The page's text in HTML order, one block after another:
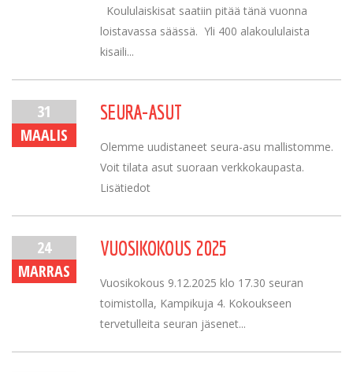
Koululaiskisat saatiin pitää tänä vuonna
loistavassa säässä. Yli 400 alakoululaista
kisaili...
31
MAALIS
SEURA-ASUT
Olemme uudistaneet seura-asu mallistomme.
Voit tilata asut suoraan verkkokaupasta.
Lisätiedot
24
MARRAS
VUOSIKOKOUS 2025
Vuosikokous 9.12.2025 klo 17.30 seuran
toimistolla, Kampikuja 4. Kokoukseen
tervetulleita seuran jäsenet...